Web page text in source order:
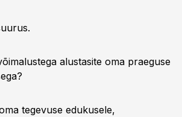
alustasite oma praeguse
tegevuse edukusele,